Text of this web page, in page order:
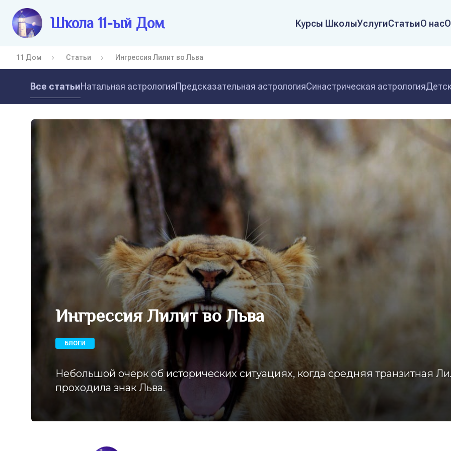
Школа 11-ый Дом Курсы ШколыУслугиСтатьиО нас
11 Дом Статьи Ингрессия Лилит во Льва
Все статьиНатальная астрологияПредсказательная астрологияСинастрическая астрология
Ингрессия Лилит во Льва
БЛОГИ
Небольшой очерк об исторических ситуациях, когда средняя транзитная
проходила знак Льва.